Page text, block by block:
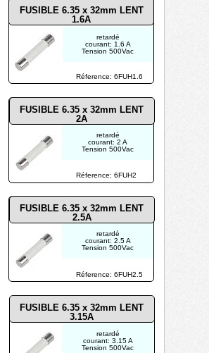
retardé
courant: 3.15 A
Tension 500Vac
retardé
courant: 2 A
Tension 500Vac
FUSIBLE 6.35 x 32mm LENT
2A
Réference: 6FUH2
FUSIBLE 6.35 x 32mm LENT
3.15A
Réference: 6FUH1.6
Réference: 6FUH2.5
retardé
courant: 1.6 A
Tension 500Vac
retardé
courant: 2.5 A
Tension 500Vac
FUSIBLE 6.35 x 32mm LENT
2.5A
FUSIBLE 6.35 x 32mm LENT
1.6A